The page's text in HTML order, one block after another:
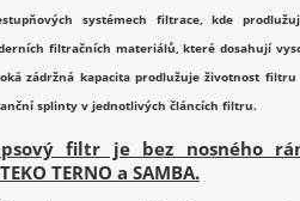
systémech filtrace, kde
filtračních materiálů, které dosahují
zádržná kapacita prodlužuje životnost
splinty v jednotlivých článcích filtru.
filtr je bez nosného
TERNO a SAMBA.